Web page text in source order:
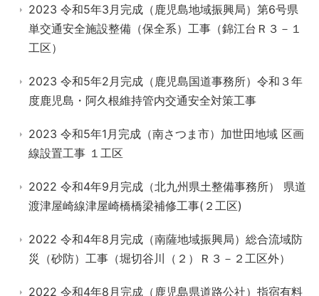
2023 令和5年3月完成（鹿児島地域振興局）第6号県
単交通安全施設整備（保全系）工事（錦江台Ｒ３－１
工区）
2023 令和5年2月完成（鹿児島国道事務所）令和３年
度鹿児島・阿久根維持管内交通安全対策工事
2023 令和5年1月完成（南さつま市）加世田地域 区画
線設置工事 １工区
2022 令和4年9月完成（北九州県土整備事務所） 県道
渡津屋崎線津屋崎橋橋梁補修工事(２工区)
2022 令和4年8月完成（南薩地域振興局）総合流域防
災（砂防）工事（堀切谷川（２）Ｒ３－２工区外）
2022 令和4年8月完成（鹿児島県道路公社）指宿有料